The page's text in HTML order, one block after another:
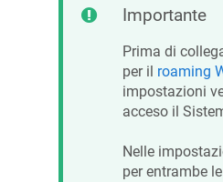
Importante
Prima di
per il roaming
impostazioni
acceso il
Nelle
per entrambe